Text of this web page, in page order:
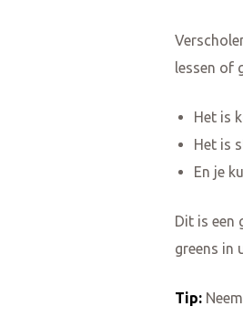
lessen of
Het is
Het is
En je
Dit is een
greens in
Tip: